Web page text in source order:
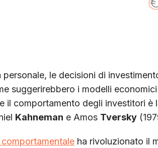
le decisioni di
suggerirebbero i modelli
il comportamento degli investitori è
Kahneman e Amos Tversky
ha rivoluzionato il